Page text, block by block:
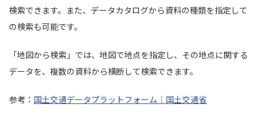
検索できます。また、データカタログから資料の種類を指定して
の検索も可能です。
「地図から検索」では、地図で地点を指定し、その地点に関する
データを、複数の資料から横断して検索できます。
参考： 国土交通データプラットフォーム｜国土交通省